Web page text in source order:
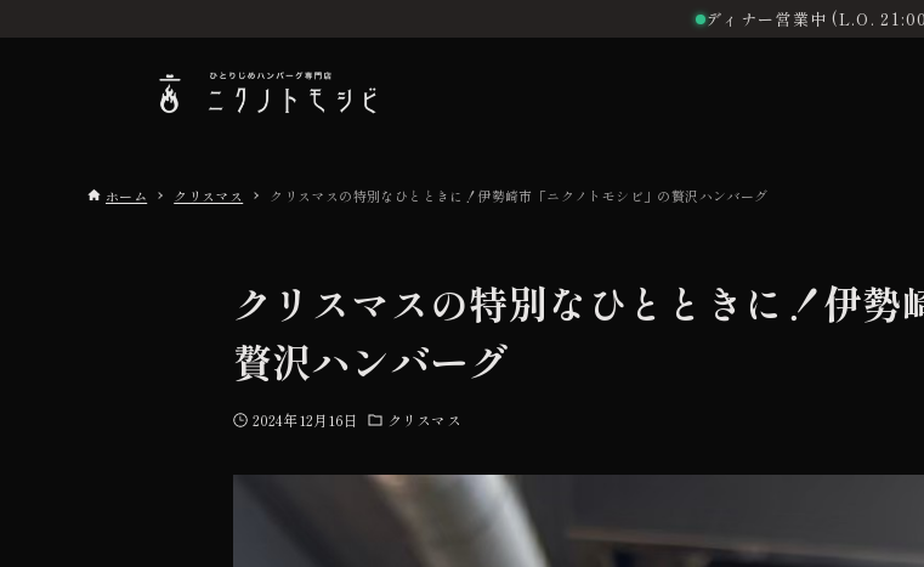
ディナー営業中 (L.O.
こだわり
ホーム クリスマス クリスマスの特別なひとときに！伊勢崎市「ニクノトモシビ」の贅沢ハンバーグ
クリスマスの特別なひとときに！伊勢
贅沢ハンバーグ
2024年12月16日 クリスマス